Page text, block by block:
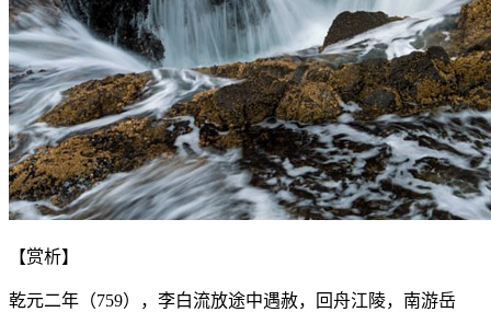
【赏析】
乾元二年（759），李白流放途中遇赦，回舟江陵，南游岳